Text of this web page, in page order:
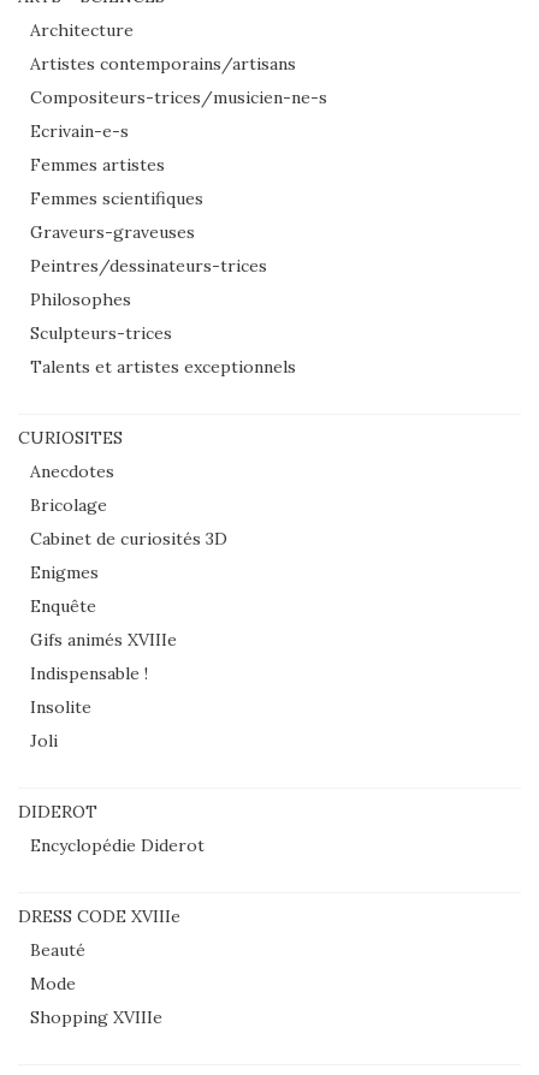
Architecture
Artistes contemporains/artisans
Compositeurs-trices/musicien-ne-s
Ecrivain-e-s
Femmes artistes
Femmes scientifiques
Graveurs-graveuses
Peintres/dessinateurs-trices
Philosophes
Sculpteurs-trices
Talents et artistes exceptionnels
CURIOSITES
Anecdotes
Bricolage
Cabinet de curiosités 3D
Enigmes
Enquête
Gifs animés XVIIIe
Indispensable !
Insolite
Joli
DIDEROT
Encyclopédie Diderot
DRESS CODE XVIIIe
Beauté
Mode
Shopping XVIIIe